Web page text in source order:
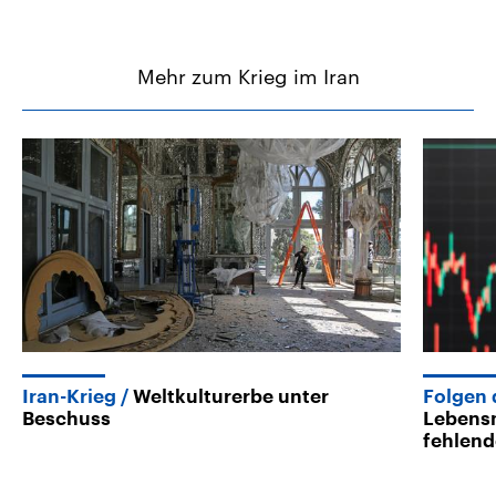
Mehr zum Krieg im Iran
Iran-Krieg
Weltkulturerbe unter
Beschuss
Folgen